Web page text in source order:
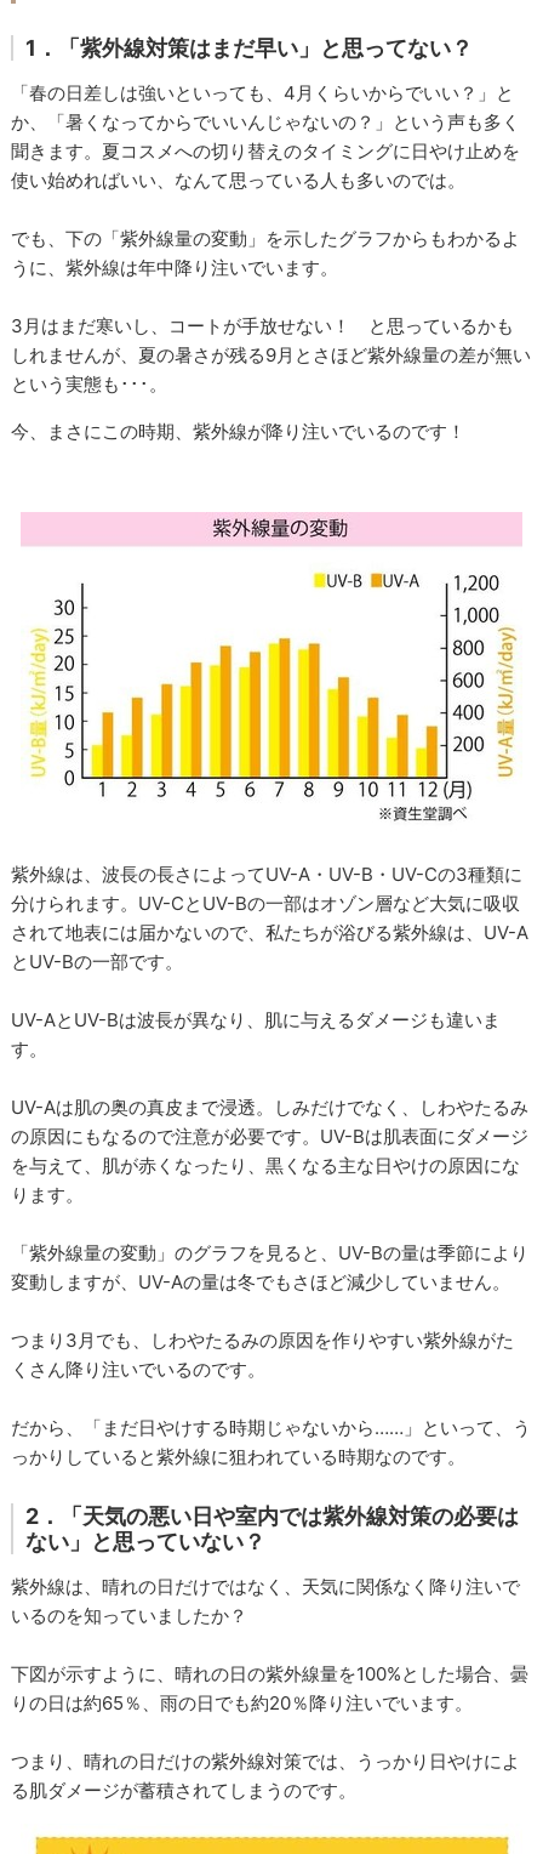
1．「紫外線対策はまだ早い」と思ってない？
「春の日差しは強いといっても、4月くらいからでいい？」と
か、「暑くなってからでいいんじゃないの？」という声も多く
聞きます。夏コスメへの切り替えのタイミングに日やけ止めを
使い始めればいい、なんて思っている人も多いのでは。
でも、下の「紫外線量の変動」を示したグラフからもわかるよ
うに、紫外線は年中降り注いでいます。
3月はまだ寒いし、コートが手放せない！ と思っているかも
しれませんが、夏の暑さが残る9月とさほど紫外線量の差が無い
という実態も･･･。
今、まさにこの時期、紫外線が降り注いでいるのです！
紫外線は、波長の長さによってUV-A・UV-B・UV-Cの3種類に
分けられます。UV-CとUV-Bの一部はオゾン層など大気に吸収
されて地表には届かないので、私たちが浴びる紫外線は、UV-A
とUV-Bの一部です。
UV-AとUV-Bは波長が異なり、肌に与えるダメージも違いま
す。
UV-Aは肌の奥の真皮まで浸透。しみだけでなく、しわやたるみ
の原因にもなるので注意が必要です。UV-Bは肌表面にダメージ
を与えて、肌が赤くなったり、黒くなる主な日やけの原因にな
ります。
「紫外線量の変動」のグラフを見ると、UV-Bの量は季節により
変動しますが、UV-Aの量は冬でもさほど減少していません。
つまり3月でも、しわやたるみの原因を作りやすい紫外線がた
くさん降り注いでいるのです。
だから、「まだ日やけする時期じゃないから……」といって、う
っかりしていると紫外線に狙われている時期なのです。
2．「天気の悪い日や室内では紫外線対策の必要は
ない」と思っていない？
紫外線は、晴れの日だけではなく、天気に関係なく降り注いで
いるのを知っていましたか？
下図が示すように、晴れの日の紫外線量を100%とした場合、曇
りの日は約65％、雨の日でも約20％降り注いでいます。
つまり、晴れの日だけの紫外線対策では、うっかり日やけによ
る肌ダメージが蓄積されてしまうのです。